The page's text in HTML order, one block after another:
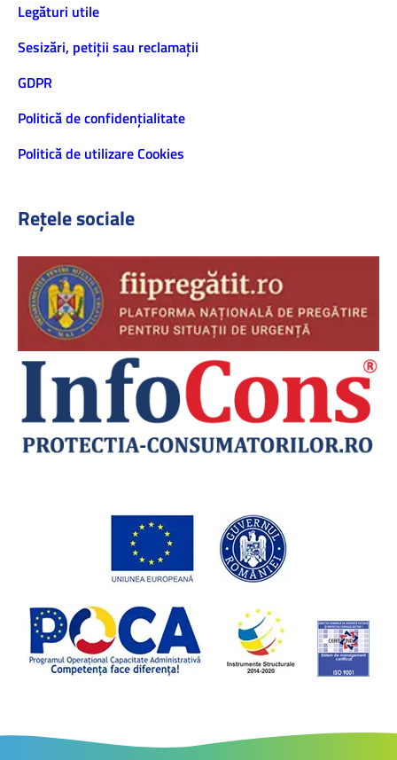
Legături utile
Sesizări, petiţii sau reclamații
GDPR
Politică de confidenţialitate
Politică de utilizare Cookies
Rețele sociale